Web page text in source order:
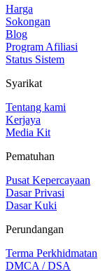
Harga
Sokongan
Blog
Program Afiliasi
Status Sistem
Syarikat
Tentang kami
Kerjaya
Media Kit
Pematuhan
Pusat Kepercayaan
Dasar Privasi
Dasar Kuki
Perundangan
Terma Perkhidmatan
DMCA / DSA